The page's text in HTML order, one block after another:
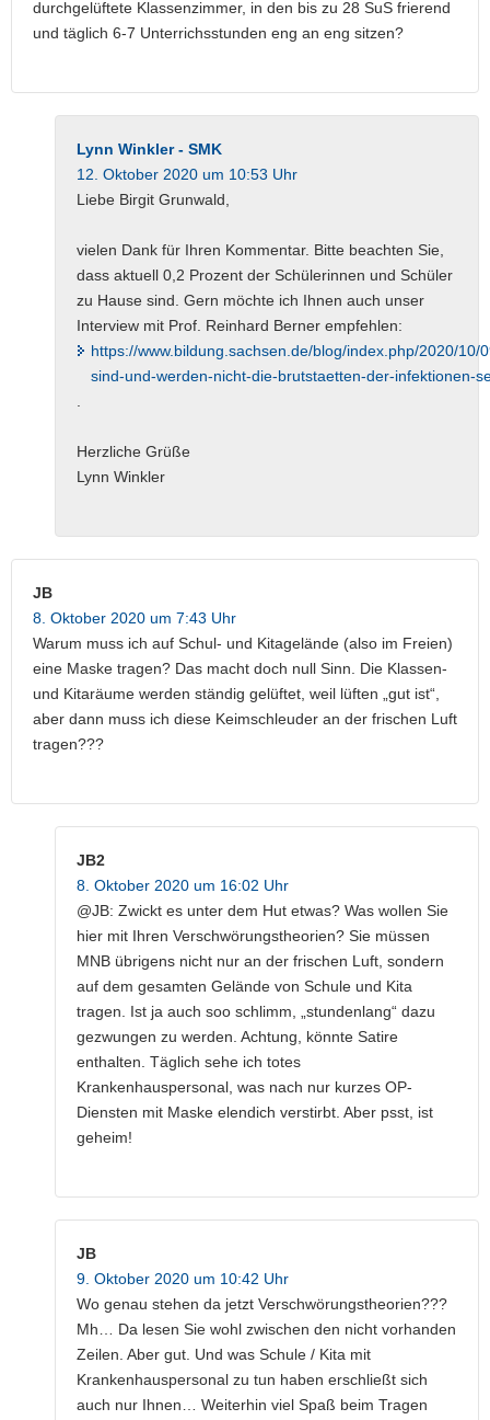
durchgelüftete Klassenzimmer, in den bis zu 28 SuS frierend
und täglich 6-7 Unterrichsstunden eng an eng sitzen?
Lynn Winkler - SMK
12. Oktober 2020 um 10:53 Uhr
Liebe Birgit Grunwald,
vielen Dank für Ihren Kommentar. Bitte beachten Sie,
dass aktuell 0,2 Prozent der Schülerinnen und Schüler
zu Hause sind. Gern möchte ich Ihnen auch unser
Interview mit Prof. Reinhard Berner empfehlen:
https://www.bildung.sachsen.de/blog/index.php/2020/10/
sind-und-werden-nicht-die-brutstaetten-der-infektionen-
Herzliche Grüße
Lynn Winkler
JB
8. Oktober 2020 um 7:43 Uhr
Warum muss ich auf Schul- und Kitagelände (also im Freien)
eine Maske tragen? Das macht doch null Sinn. Die Klassen-
und Kitaräume werden ständig gelüftet, weil lüften „gut ist“,
aber dann muss ich diese Keimschleuder an der frischen Luft
tragen???
JB2
8. Oktober 2020 um 16:02 Uhr
@JB: Zwickt es unter dem Hut etwas? Was wollen Sie
hier mit Ihren Verschwörungstheorien? Sie müssen
MNB übrigens nicht nur an der frischen Luft, sondern
auf dem gesamten Gelände von Schule und Kita
tragen. Ist ja auch soo schlimm, „stundenlang“ dazu
gezwungen zu werden. Achtung, könnte Satire
enthalten. Täglich sehe ich totes
Krankenhauspersonal, was nach nur kurzes OP-
Diensten mit Maske elendich verstirbt. Aber psst, ist
geheim!
JB
9. Oktober 2020 um 10:42 Uhr
Wo genau stehen da jetzt Verschwörungstheorien???
Mh… Da lesen Sie wohl zwischen den nicht vorhanden
Zeilen. Aber gut. Und was Schule / Kita mit
Krankenhauspersonal zu tun haben erschließt sich
auch nur Ihnen… Weiterhin viel Spaß beim Tragen